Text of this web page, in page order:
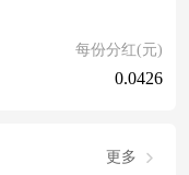
每份分红(元)
0.0426
更多